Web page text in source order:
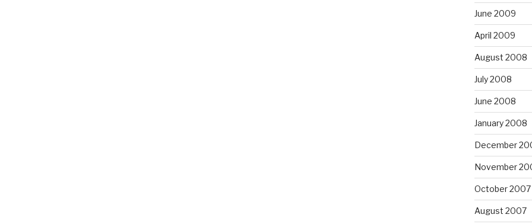
June 2009
April 2009
August 2008
July 2008
June 2008
January 2008
December
November
October 2007
August 2007